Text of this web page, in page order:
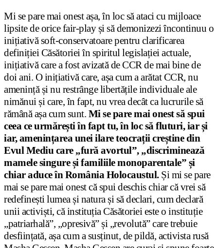
Mi se pare mai onest așa, în loc să ataci cu mijloace
lipsite de orice fair-play și să demonizezi încontinuu o
inițiativă soft-conservatoare pentru clarificarea
definiției Căsătoriei în spiritul legislației actuale,
inițiativă care a fost avizată de CCR de mai bine de
doi ani. O inițiativă care, așa cum a arătat CCR, nu
amenință și nu restrânge libertățile individuale ale
nimănui și care, în fapt, nu vrea decât ca lucrurile să
rămână așa cum sunt. Mi se pare mai onest să spui
ceea ce urmărești în fapt tu, în loc să fluturi, iar și
iar, amenințarea unei ilare teocrații creștine din
Evul Mediu care „fură avortul”, „discriminează
mamele singure și familiile monoparentale” și
chiar aduce în România Holocaustul.Și mi se pare
mai se pare mai onest că spui deschis chiar că vrei să
redefinești lumea și natura și să declari, cum declară
unii activiști, că instituția Căsătoriei este o instituție
„patriarhală”, „opresivă” și „revolută” care trebuie
desființată, așa cum a susținut, de pildă, activista rusă